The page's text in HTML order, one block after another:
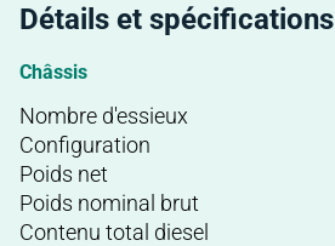
Détails et spécifications
Châssis
Nombre d'essieux
Configuration
Poids net
Poids nominal brut
Contenu total diesel